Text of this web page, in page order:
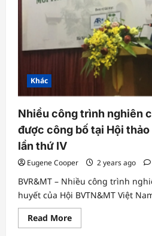
đốc
xử
vi
phạm,
không
để
rác
trong
đô
Khác
Nhiều công trình nghiên
được công bố tại Hội
lần thứ IV
Eugene Cooper 2 years ago
BVR&MT – Nhiều công trình
huyết của Hội BVTN&MT Việt
Read MoreRead
more